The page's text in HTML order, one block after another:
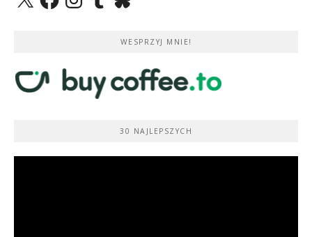
WESPRZYJ MNIE!
30 NAJLEPSZYCH